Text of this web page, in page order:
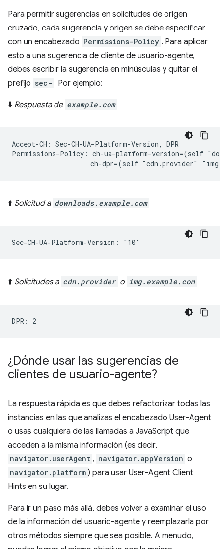
Para permitir sugerencias en solicitudes de origen
cruzado, cada sugerencia y origen se debe especificar
con un encabezado Permissions-Policy . Para aplicar
esto a una sugerencia de cliente de usuario-agente,
debes escribir la sugerencia en minúsculas y quitar el
prefijo sec- . Por ejemplo:
⬇️ Respuesta de example.com
Accept-CH: Sec-CH-UA-Platform-Version, DPR
Permissions-Policy: ch-ua-platform-version=(self
⬆️ Solicitud a downloads.example.com
⬆️ Solicitudes a cdn.provider o img.example.com
¿Dónde usar las sugerencias de
clientes de usuario-agente?
La respuesta rápida es que debes refactorizar todas las
instancias en las que analizas el encabezado User-Agent
o usas cualquiera de las llamadas a JavaScript que
acceden a la misma información (es decir,
navigator.userAgent , navigator.appVersion o
navigator.platform ) para usar User-Agent Client
Hints en su lugar.
Para ir un paso más allá, debes volver a examinar el uso
de la información del usuario-agente y reemplazarla por
otros métodos siempre que sea posible. A menudo,